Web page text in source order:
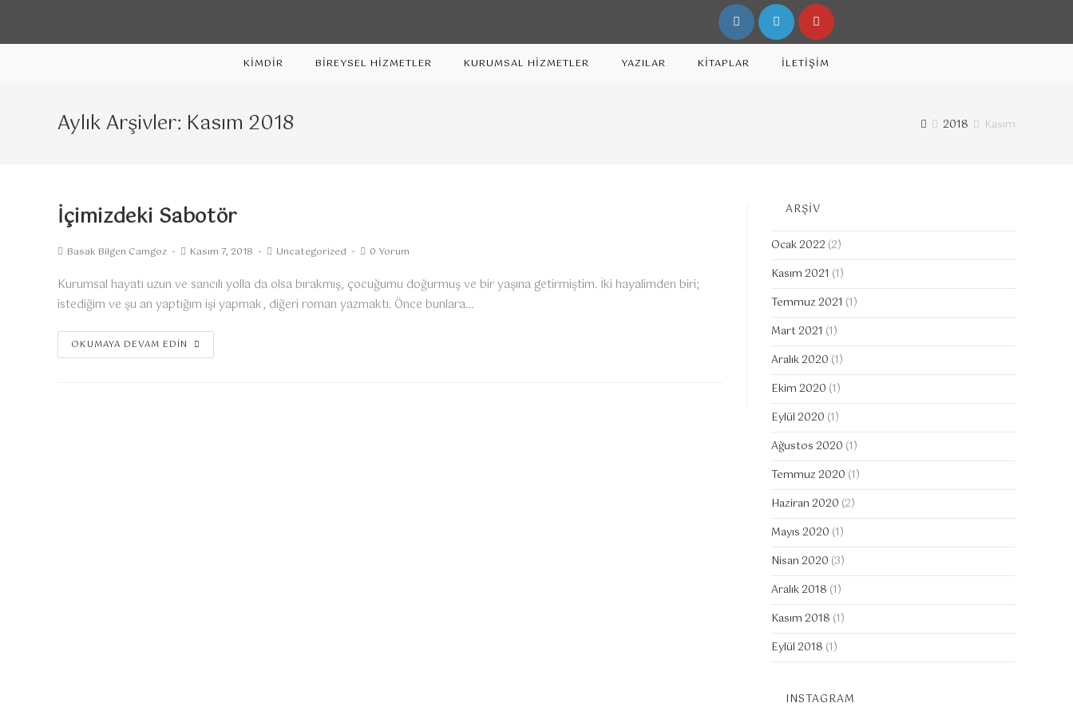
KİMDİR BİREYSEL HİZMETLER KURUMSAL HİZMETLER YAZILAR KİTAPLAR İLETİŞİM
Aylık Arşivler: Kasım 2018 2018 Kasım
İçimizdeki Sabotör
Basak Bilgen Camgoz Kasım 7, 2018 Uncategorized 0 Yorum
Kurumsal hayatı uzun ve sancılı yolla da olsa bırakmış, çocuğumu doğurmuş ve bir yaşına getirmiştim. İki hayalimden biri;
istediğim ve şu an yaptığım işi yapmak, diğeri roman yazmaktı. Önce bunlara…
OKUMAYA DEVAM EDIN
ARŞİV
Ocak 2022 (2)
Kasım 2021 (1)
Temmuz 2021 (1)
Mart 2021 (1)
Aralık 2020 (1)
Ekim 2020 (1)
Eylül 2020 (1)
Ağustos 2020 (1)
Temmuz 2020 (1)
Haziran 2020 (2)
Mayıs 2020 (1)
Nisan 2020 (3)
Aralık 2018 (1)
Kasım 2018 (1)
Eylül 2018 (1)
INSTAGRAM